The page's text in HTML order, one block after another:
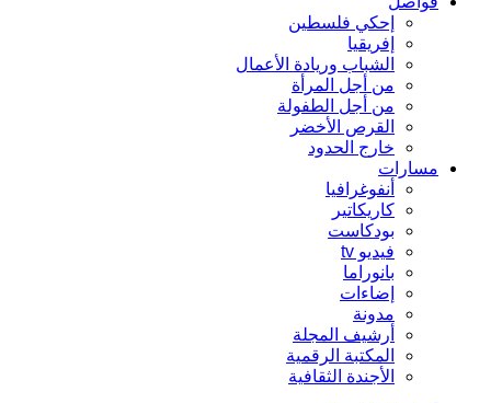
إحكي فلسطين
إفريقيا
الشباب وريادة الأعمال
من أجل المرأة
من أجل الطفولة
القرص الأخضر
خارج الحدود
مسارات
أنفوغرافيا
كاريكاتير
بودكاست
فيديو tv
بانوراما
إضاءات
مدونة
أرشيف المجلة
المكتبة الرقمية
الأجندة الثقافية